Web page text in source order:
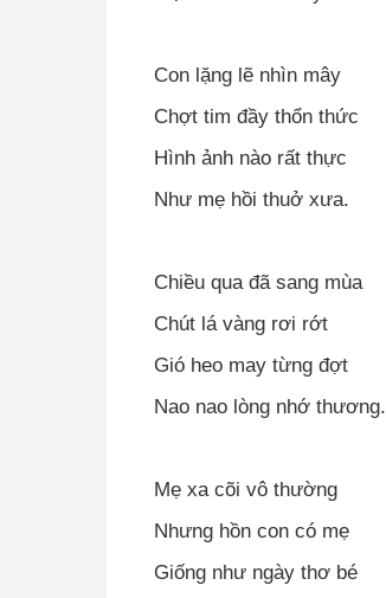
Con lặng lẽ nhìn mây
Chợt tim đầy thổn thức
Hình ảnh nào rất thực
Như mẹ hồi thuở xưa.
Chiều qua đã sang mùa
Chút lá vàng rơi rớt
Gió heo may từng đợt
Nao nao lòng nhớ thương.
Mẹ xa cõi vô thường
Nhưng hồn con có mẹ
Giống như ngày thơ bé